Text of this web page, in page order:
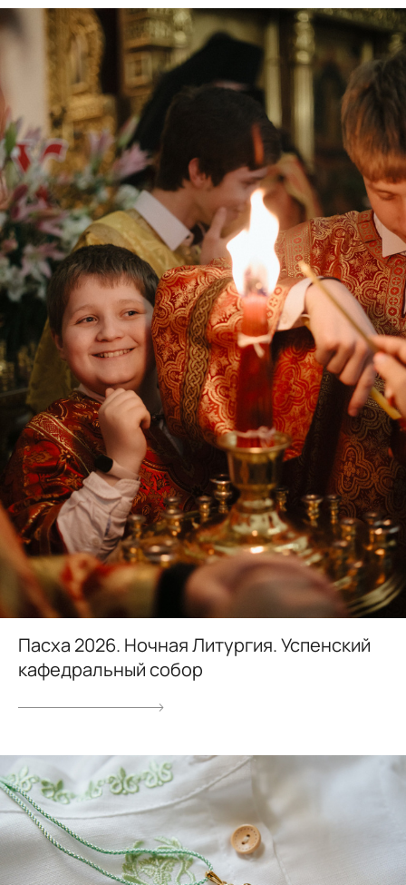
Пасха 2026. Ночная Литургия. Успенский
кафедральный собор